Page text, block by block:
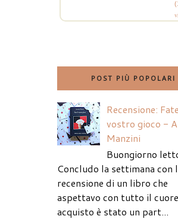
POST PIÙ POPOLARI
Recensione:
vostro gioco -
Manzini
Buongiorno
Concludo la settimana con
recensione di un libro che
aspettavo con tutto il
acquisto è stato un part...